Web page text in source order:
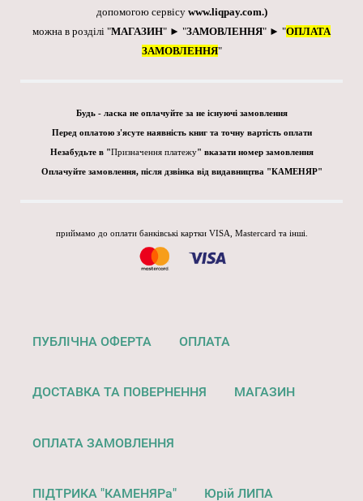
допомогою сервісу www.liqpay.com.)
можна в розділі "МАГАЗИН" ► "ЗАМОВЛЕННЯ" ► "ОПЛАТА
ЗАМОВЛЕННЯ"
Будь - ласка не оплачуйте за не існуючі замовлення
Перед оплатою з'ясуте наявність книг та точну вартість оплати
Незабудьте в "Призначення платежу" вказати номер замовлення
Оплачуйте замовлення, після дзвінка від видавництва "КАМЕНЯР"
приймамо до оплати банківські картки VISA, Mastercard та інші.
ПУБЛІЧНА ОФЕРТА ОПЛАТА
ДОСТАВКА ТА ПОВЕРНЕННЯ МАГАЗИН
ОПЛАТА ЗАМОВЛЕННЯ
ПІДТРИКА "КАМЕНЯРа" Юрій ЛИПА